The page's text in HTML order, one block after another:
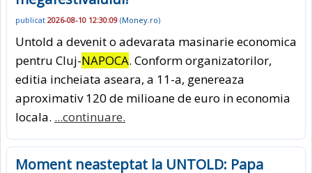
publicat 2026-08-10 12:30:09 (Money.ro)
Untold a devenit o adevarata masinarie economica
pentru Cluj-NAPOCA. Conform organizatorilor,
editia incheiata aseara, a 11-a, genereaza
aproximativ 120 de milioane de euro in economia
locala. ...continuare.
Moment neasteptat la UNTOLD: Papa